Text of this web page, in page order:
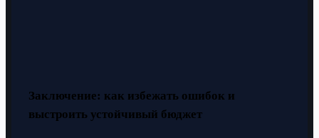
Заключение: как избежать ошибок и
выстроить устойчивый бюджет